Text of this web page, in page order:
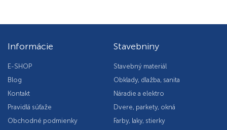
Informácie
E-SHOP
Blog
Kontakt
Pravidlá súťaže
Obchodné podmienky
Stavebniny
Stavebný materiál
Obklady, dlažba, sanita
Náradie a elektro
Dvere, parkety, okná
Farby, laky, stierky